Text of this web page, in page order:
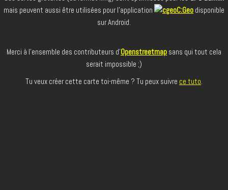
mais peuvent aussi être utilisées pour l'application
C:Geo disponible
sur Android.
Merci à l'ensemble des contributeurs d'Openstreetmap sans qui tout cela
serait impossible ;)
Tu veux créer cette carte toi-même ? Tu peux suivre ce tuto.